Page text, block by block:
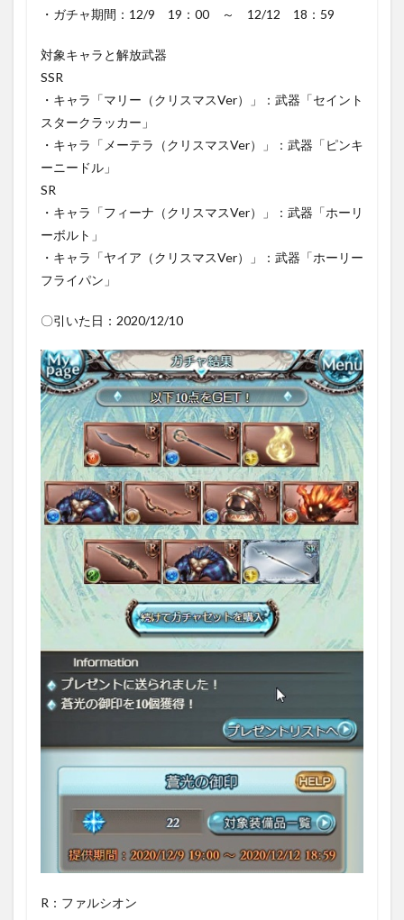
・ガチャ期間：12/9 19：00 ～ 12/12 18：59
対象キャラと解放武器
SSR
・キャラ「マリー（クリスマスVer）」：武器「セイント
スタークラッカー」
・キャラ「メーテラ（クリスマスVer）」：武器「ピンキ
ーニードル」
SR
・キャラ「フィーナ（クリスマスVer）」：武器「ホーリ
ーボルト」
・キャラ「ヤイア（クリスマスVer）」：武器「ホーリー
フライパン」
〇引いた日：2020/12/10
R：ファルシオン